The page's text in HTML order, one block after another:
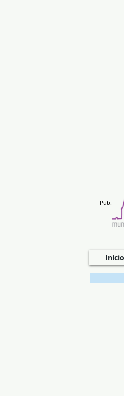
Pub.
Início